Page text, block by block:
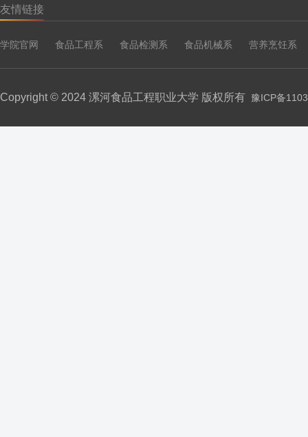
友情链接
学院官网 食品工程系 食品检测系 食品机械系 营养烹饪系
Copyright © 2024 漯河食品工程职业大学 版权所有 豫ICP备